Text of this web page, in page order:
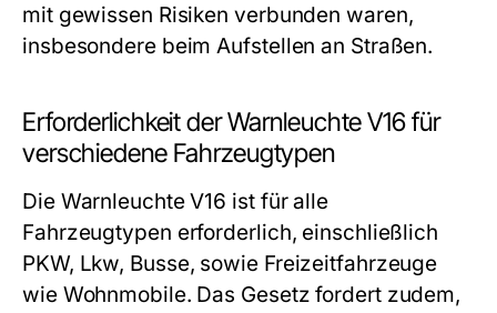
mit gewissen Risiken verbunden waren,
insbesondere beim Aufstellen an Straßen.
Erforderlichkeit der Warnleuchte V16 für
verschiedene Fahrzeugtypen
Die Warnleuchte V16 ist für alle
Fahrzeugtypen erforderlich, einschließlich
PKW, Lkw, Busse, sowie Freizeitfahrzeuge
wie Wohnmobile. Das Gesetz fordert zudem,